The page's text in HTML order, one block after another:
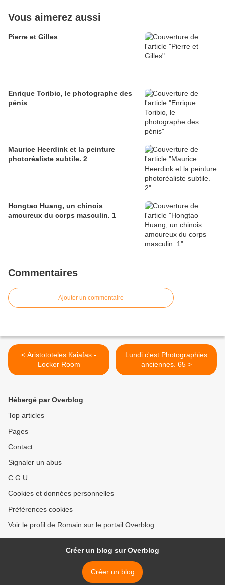
Vous aimerez aussi
Pierre et Gilles
Enrique Toribio, le photographe des
pénis
Maurice Heerdink et la peinture
photoréaliste subtile. 2
Hongtao Huang, un chinois
amoureux du corps masculin. 1
Commentaires
Ajouter un commentaire
< Aristototeles Kaiafas -
Locker Room
Lundi c'est Photographies
anciennes. 65 >
Hébergé par Overblog
Top articles
Pages
Contact
Signaler un abus
C.G.U.
Cookies et données personnelles
Préférences cookies
Voir le profil de Romain sur le portail Overblog
Créer un blog sur Overblog
Créer un blog